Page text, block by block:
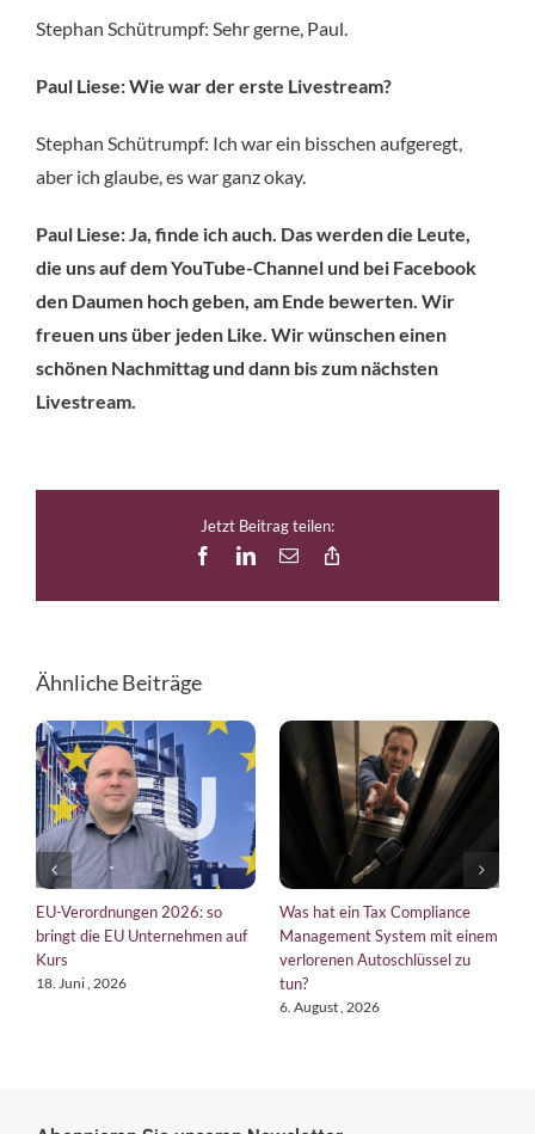
Stephan Schütrumpf: Sehr gerne, Paul.
Paul Liese: Wie war der erste Livestream?
Stephan Schütrumpf: Ich war ein bisschen aufgeregt,
aber ich glaube, es war ganz okay.
Paul Liese: Ja, finde ich auch. Das werden die Leute,
die uns auf dem YouTube-Channel und bei Facebook
den Daumen hoch geben, am Ende bewerten. Wir
freuen uns über jeden Like. Wir wünschen einen
schönen Nachmittag und dann bis zum nächsten
Livestream.
Jetzt Beitrag teilen:
FacebookLinkedIn
E-
Ähnliche Beiträge
EU-Verordnungen 2026: so
bringt die EU Unternehmen auf
Kurs
18. Juni , 2026
Was hat ein Tax Compliance
Management System mit einem
verlorenen Autoschlüssel zu
tun?
6. August , 2026